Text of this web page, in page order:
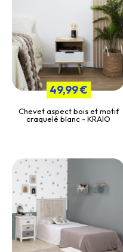
49,99 €
Chevet aspect bois et motif
craquelé blanc - KRAIO